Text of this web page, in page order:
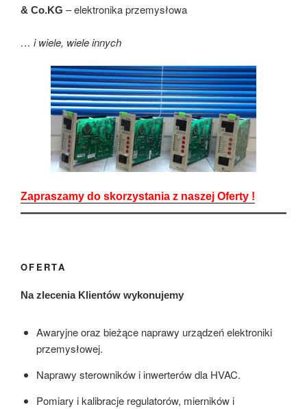
& Co.KG – elektronika przemysłowa
… i wiele, wiele innych
Zapraszamy do skorzystania z naszej Oferty !
OFERTA
Na zlecenia Klientów wykonujemy
Awaryjne oraz bieżące naprawy urządzeń elektroniki
przemysłowej.
Naprawy sterowników i inwerterów dla HVAC.
Pomiary i kalibracje regulatorów, mierników i